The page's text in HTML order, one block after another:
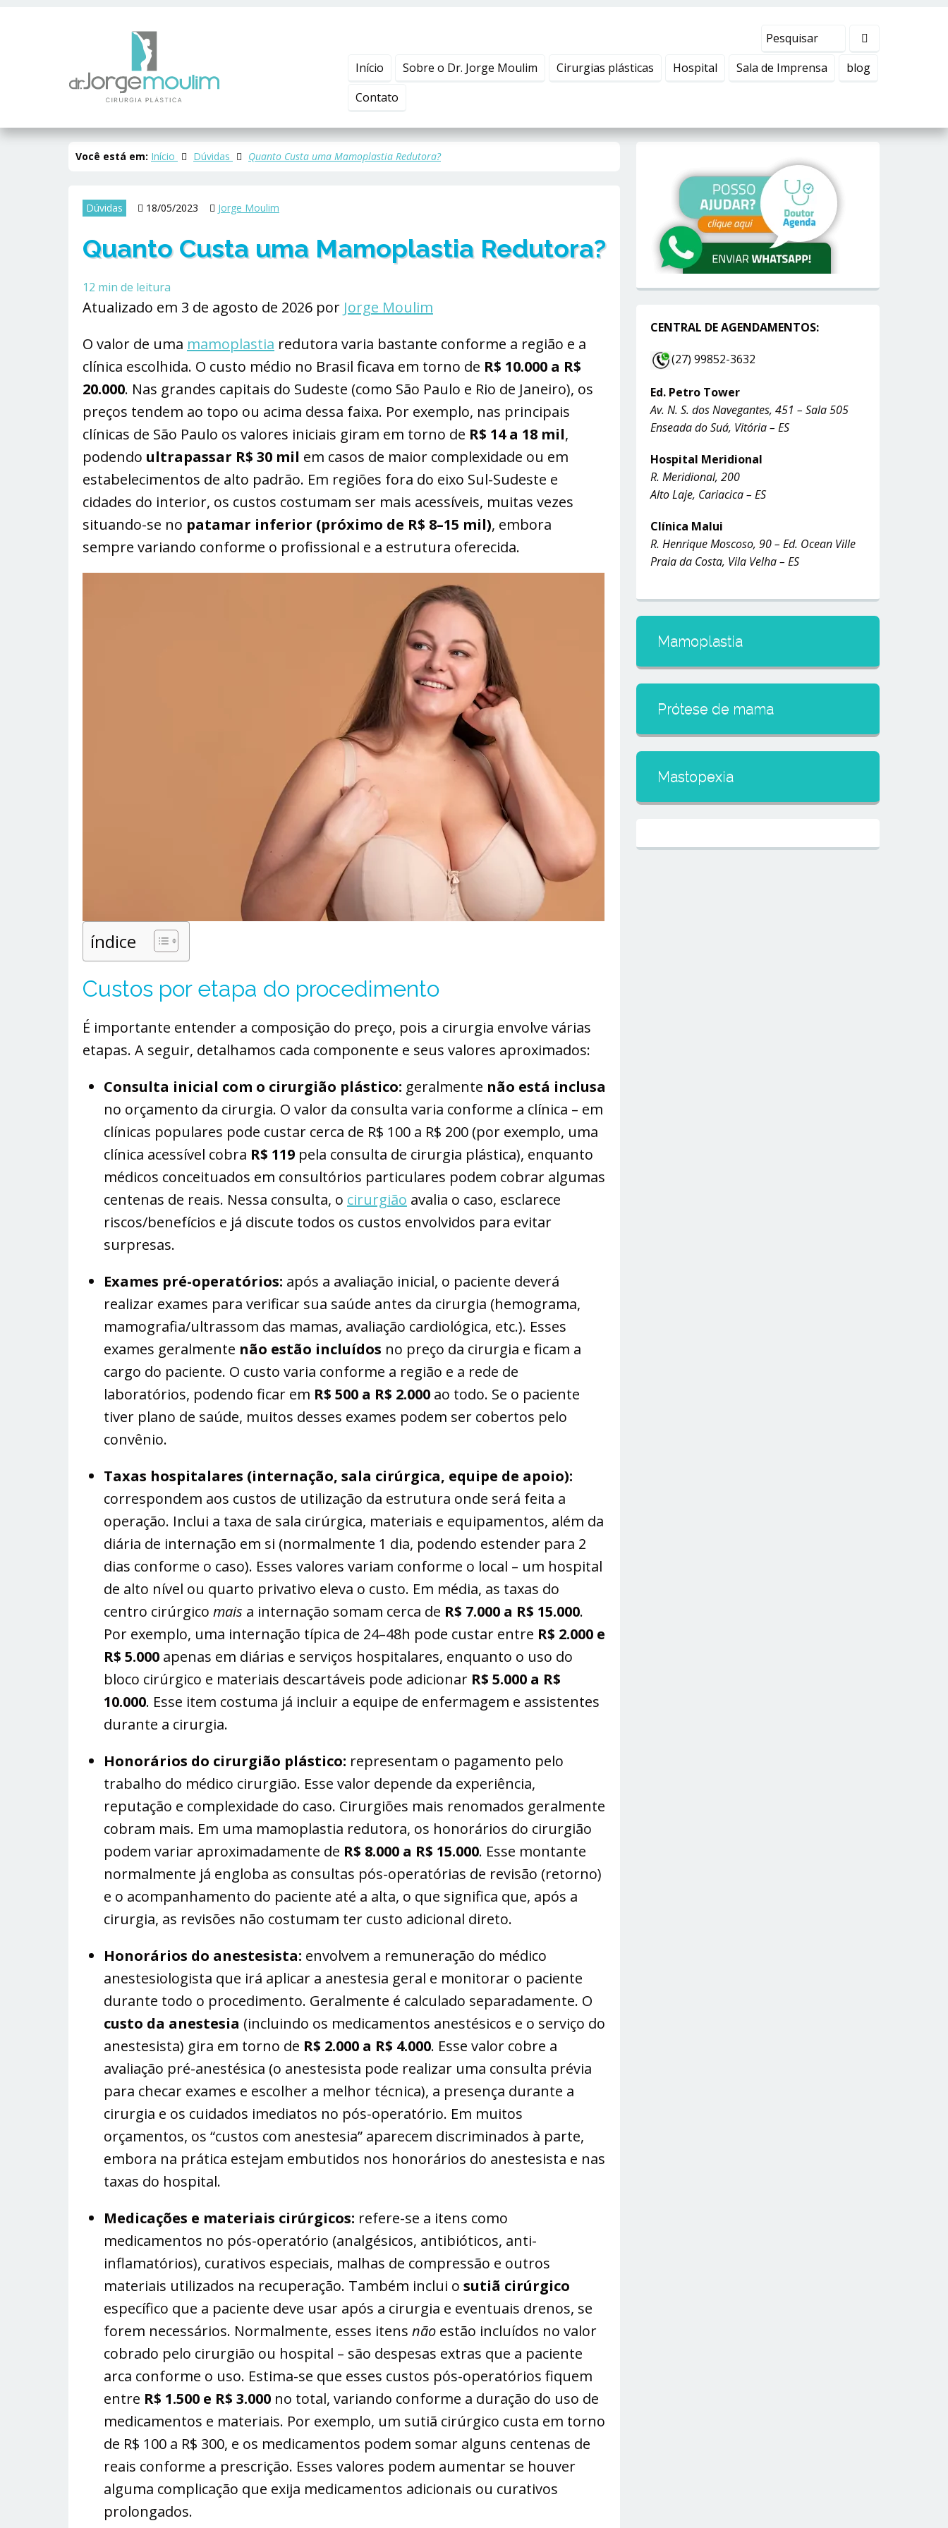
Início Sobre o Dr. Jorge Moulim Cirurgias plásticas Hospital Sala de Imprensa
blog
Contato
Você está em: Início Dúvidas Quanto Custa uma Mamoplastia Redutora?
Dúvidas 18/05/2023 Jorge Moulim
Quanto Custa uma Mamoplastia Redutora?
12 min de leitura
Atualizado em 3 de agosto de 2026 por Jorge Moulim
O valor de uma mamoplastia redutora varia bastante conforme a região e a
clínica escolhida. O custo médio no Brasil ficava em torno de R$ 10.000 a R$
20.000​. Nas grandes capitais do Sudeste (como São Paulo e Rio de Janeiro), os
preços tendem ao topo ou acima dessa faixa​. Por exemplo, nas principais
clínicas de São Paulo os valores iniciais giram em torno de R$ 14 a 18 mil​​,
podendo ultrapassar R$ 30 mil em casos de maior complexidade ou em
estabelecimentos de alto padrão​. Em regiões fora do eixo Sul-Sudeste e
cidades do interior, os custos costumam ser mais acessíveis, muitas vezes
situando-se no patamar inferior (próximo de R$ 8–15 mil)​, embora
sempre variando conforme o profissional e a estrutura oferecida.
índice
Custos por etapa do procedimento
É importante entender a composição do preço, pois a cirurgia envolve várias
etapas. A seguir, detalhamos cada componente e seus valores aproximados:
Consulta inicial com o cirurgião plástico: geralmente não está inclusa
no orçamento da cirurgia. O valor da consulta varia conforme a clínica – em
clínicas populares pode custar cerca de R$ 100 a R$ 200 (por exemplo, uma
clínica acessível cobra R$ 119 pela consulta de cirurgia plástica​), enquanto
médicos conceituados em consultórios particulares podem cobrar algumas
centenas de reais. Nessa consulta, o cirurgião avalia o caso, esclarece
riscos/benefícios e já discute todos os custos envolvidos para evitar
surpresas​.
Exames pré-operatórios: após a avaliação inicial, o paciente deverá
realizar exames para verificar sua saúde antes da cirurgia (hemograma,
mamografia/ultrassom das mamas, avaliação cardiológica, etc.). Esses
exames geralmente não estão incluídos no preço da cirurgia e ficam a
cargo do paciente. O custo varia conforme a região e a rede de
laboratórios, podendo ficar em R$ 500 a R$ 2.000 ao todo​. Se o paciente
tiver plano de saúde, muitos desses exames podem ser cobertos pelo
convênio.
Taxas hospitalares (internação, sala cirúrgica, equipe de apoio):
correspondem aos custos de utilização da estrutura onde será feita a
operação. Inclui a taxa de sala cirúrgica, materiais e equipamentos, além da
diária de internação em si (normalmente 1 dia, podendo estender para 2
dias conforme o caso). Esses valores variam conforme o local – um hospital
de alto nível ou quarto privativo eleva o custo​. Em média, as taxas do
centro cirúrgico mais a internação somam cerca de R$ 7.000 a R$ 15.000​.
Por exemplo, uma internação típica de 24–48h pode custar entre R$ 2.000 e
R$ 5.000 apenas em diárias e serviços hospitalares​, enquanto o uso do
bloco cirúrgico e materiais descartáveis pode adicionar R$ 5.000 a R$
10.000​. Esse item costuma já incluir a equipe de enfermagem e assistentes
durante a cirurgia.
Honorários do cirurgião plástico: representam o pagamento pelo
trabalho do médico cirurgião. Esse valor depende da experiência,
reputação e complexidade do caso. Cirurgiões mais renomados geralmente
cobram mais​. Em uma mamoplastia redutora, os honorários do cirurgião
podem variar aproximadamente de R$ 8.000 a R$ 15.000​. Esse montante
normalmente já engloba as consultas pós-operatórias de revisão (retorno)
e o acompanhamento do paciente até a alta, o que significa que, após a
cirurgia, as revisões não costumam ter custo adicional direto.
Honorários do anestesista: envolvem a remuneração do médico
anestesiologista que irá aplicar a anestesia geral e monitorar o paciente
durante todo o procedimento. Geralmente é calculado separadamente. O
custo da anestesia (incluindo os medicamentos anestésicos e o serviço do
anestesista) gira em torno de R$ 2.000 a R$ 4.000​. Esse valor cobre a
avaliação pré-anestésica (o anestesista pode realizar uma consulta prévia
para checar exames e escolher a melhor técnica)​, a presença durante a
cirurgia e os cuidados imediatos no pós-operatório. Em muitos
orçamentos, os “custos com anestesia” aparecem discriminados à parte​,
embora na prática estejam embutidos nos honorários do anestesista e nas
taxas do hospital.
Medicações e materiais cirúrgicos: refere-se a itens como
medicamentos no pós-operatório (analgésicos, antibióticos, anti-
inflamatórios), curativos especiais, malhas de compressão e outros
materiais utilizados na recuperação. Também inclui o sutiã cirúrgico
específico que a paciente deve usar após a cirurgia e eventuais drenos, se
forem necessários. Normalmente, esses itens não estão incluídos no valor
cobrado pelo cirurgião ou hospital​ – são despesas extras que a paciente
arca conforme o uso. Estima-se que esses custos pós-operatórios fiquem
entre R$ 1.500 e R$ 3.000 no total​, variando conforme a duração do uso de
medicamentos e materiais. Por exemplo, um sutiã cirúrgico custa em torno
de R$ 100 a R$ 300, e os medicamentos podem somar alguns centenas de
reais conforme a prescrição. Esses valores podem aumentar se houver
alguma complicação que exija medicamentos adicionais ou curativos
prolongados​.
CENTRAL DE AGENDAMENTOS:
(27) 99852-3632
Ed. Petro Tower
Av. N. S. dos Navegantes, 451 – Sala 505
Enseada do Suá, Vitória – ES
Hospital Meridional
R. Meridional, 200
Alto Laje, Cariacica – ES
Clínica Malui
R. Henrique Moscoso, 90 – Ed. Ocean Ville
Praia da Costa, Vila Velha – ES
Mamoplastia
Prótese de mama
Mastopexia